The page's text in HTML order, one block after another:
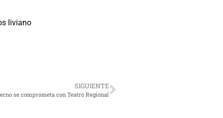
liviano
SIGUIENTE
se comprometa con Teatro Regional